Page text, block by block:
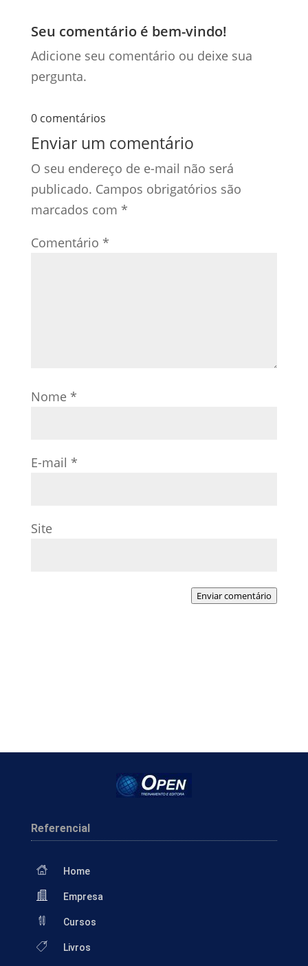
Seu comentário é bem-vindo!
Adicione seu comentário ou deixe sua
pergunta.
0 comentários
Enviar um comentário
O seu endereço de e-mail não será
publicado. Campos obrigatórios são
marcados com *
Comentário *
Nome *
E-mail *
Site
Enviar comentário
Referencial
Home
Empresa
Cursos
Livros